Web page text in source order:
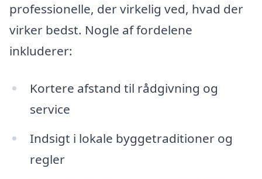
professionelle, der virkelig ved, hvad der
virker bedst. Nogle af fordelene
inkluderer:
Kortere afstand til rådgivning og
service
Indsigt i lokale byggetraditioner og
regler